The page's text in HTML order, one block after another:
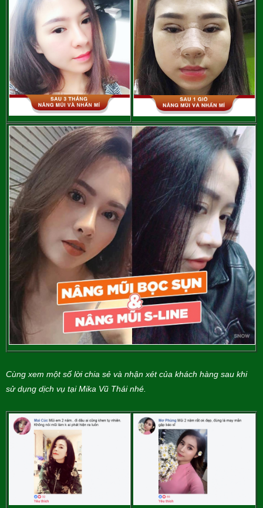
Cùng xem một số lời chia sẻ và nhận xét của khách hàng sau khi
sử dụng dịch vụ tại Mika Vũ Thái nhé.